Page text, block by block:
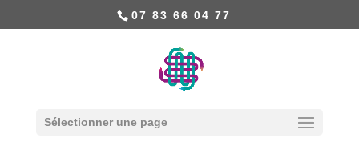
07 83 66 04 77
Sélectionner une page